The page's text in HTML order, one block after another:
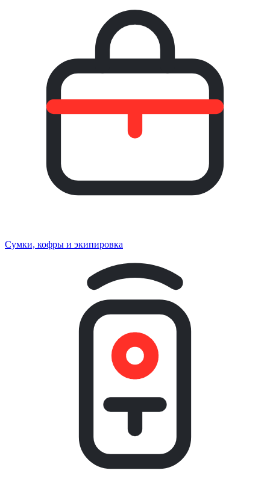
Сумки, кофры и экипировка